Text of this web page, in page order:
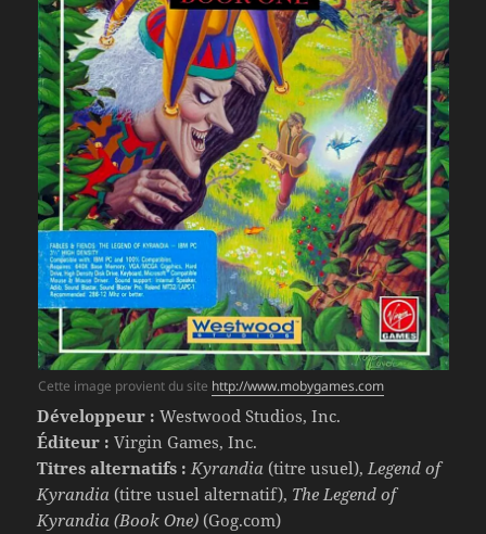
Cette image provient du site http://www.mobygames.com
Développeur : Westwood Studios, Inc.
Éditeur : Virgin Games, Inc.
Titres alternatifs : Kyrandia (titre usuel),Legend of
Kyrandia (titre usuel alternatif), The Legend of
Kyrandia (Book One) (Gog.com)